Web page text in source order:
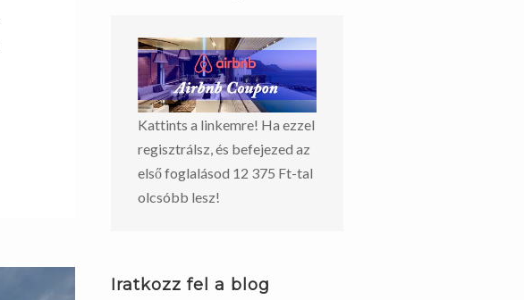
Kattints a linkemre! Ha ezzel
regisztrálsz, és befejezed az
első foglalásod 12 375 Ft-tal
olcsóbb lesz!
Iratkozz fel a blog